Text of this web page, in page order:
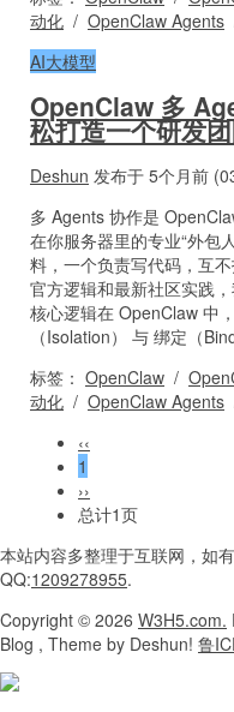
动化 / OpenClaw Agents
AI大模型
OpenClaw 多
松打造一个研发
Deshun 发布于 5个月前
多 Agents 协作是
在你服务器里的专业“外包
料，一个负责写代码，互
官方逻辑和最新社区实践
核心逻辑在 OpenClaw 中
（Isolation） 与 绑定（
标签： OpenClaw /
动化 / OpenClaw Agents
‹‹
1
››
总计1页
本站内容多整理于互联网， 如
QQ:1209278955.
Copyright © 2026 W3H5.com.
Blog , Theme by Deshun! 鲁